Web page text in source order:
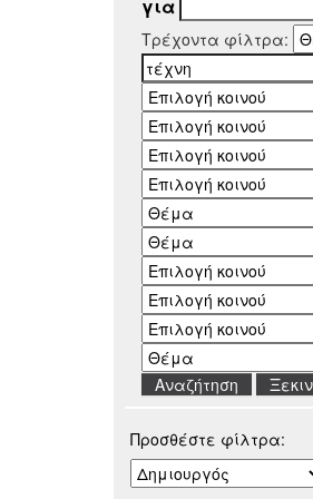
για
Τρέχοντα φίλτρα:
Προσθέστε φίλτρα: